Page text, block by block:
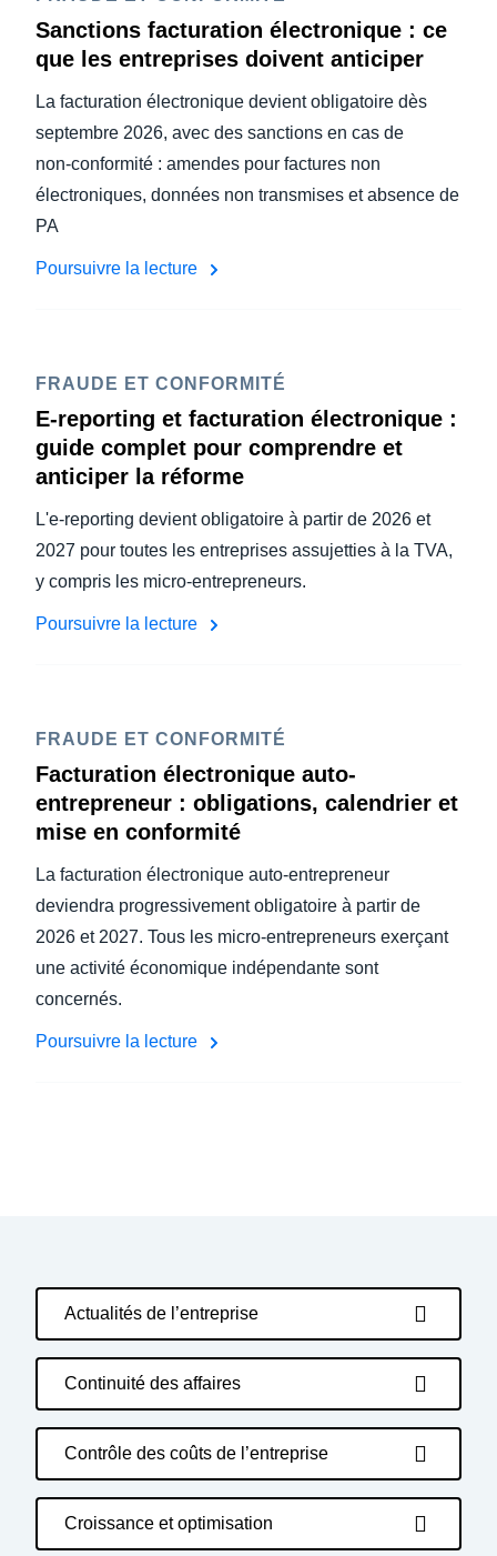
Sanctions facturation électronique : ce
que les entreprises doivent anticiper
La facturation électronique devient obligatoire dès
septembre 2026, avec des sanctions en cas de
non‑conformité : amendes pour factures non
électroniques, données non transmises et absence de
PA
Poursuivre la lecture
FRAUDE ET CONFORMITÉ
E-reporting et facturation électronique :
guide complet pour comprendre et
anticiper la réforme
L'e-reporting devient obligatoire à partir de 2026 et
2027 pour toutes les entreprises assujetties à la TVA,
y compris les micro-entrepreneurs.
Poursuivre la lecture
FRAUDE ET CONFORMITÉ
Facturation électronique auto-
entrepreneur : obligations, calendrier et
mise en conformité
La facturation électronique auto-entrepreneur
deviendra progressivement obligatoire à partir de
2026 et 2027. Tous les micro-entrepreneurs exerçant
une activité économique indépendante sont
concernés.
Poursuivre la lecture
Actualités de l’entreprise
Continuité des affaires
Contrôle des coûts de l’entreprise
Croissance et optimisation